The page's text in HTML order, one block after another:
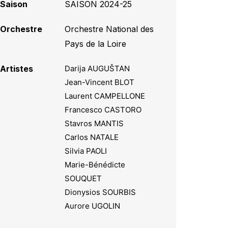
Saison SAISON 2024-25
Orchestre
Orchestre National des
Pays de la Loire
Artistes
Darija AUGUŠTAN
Jean-Vincent BLOT
Laurent CAMPELLONE
Francesco CASTORO
Stavros MANTIS
Carlos NATALE
Silvia PAOLI
Marie-Bénédicte
SOUQUET
Dionysios SOURBIS
Aurore UGOLIN